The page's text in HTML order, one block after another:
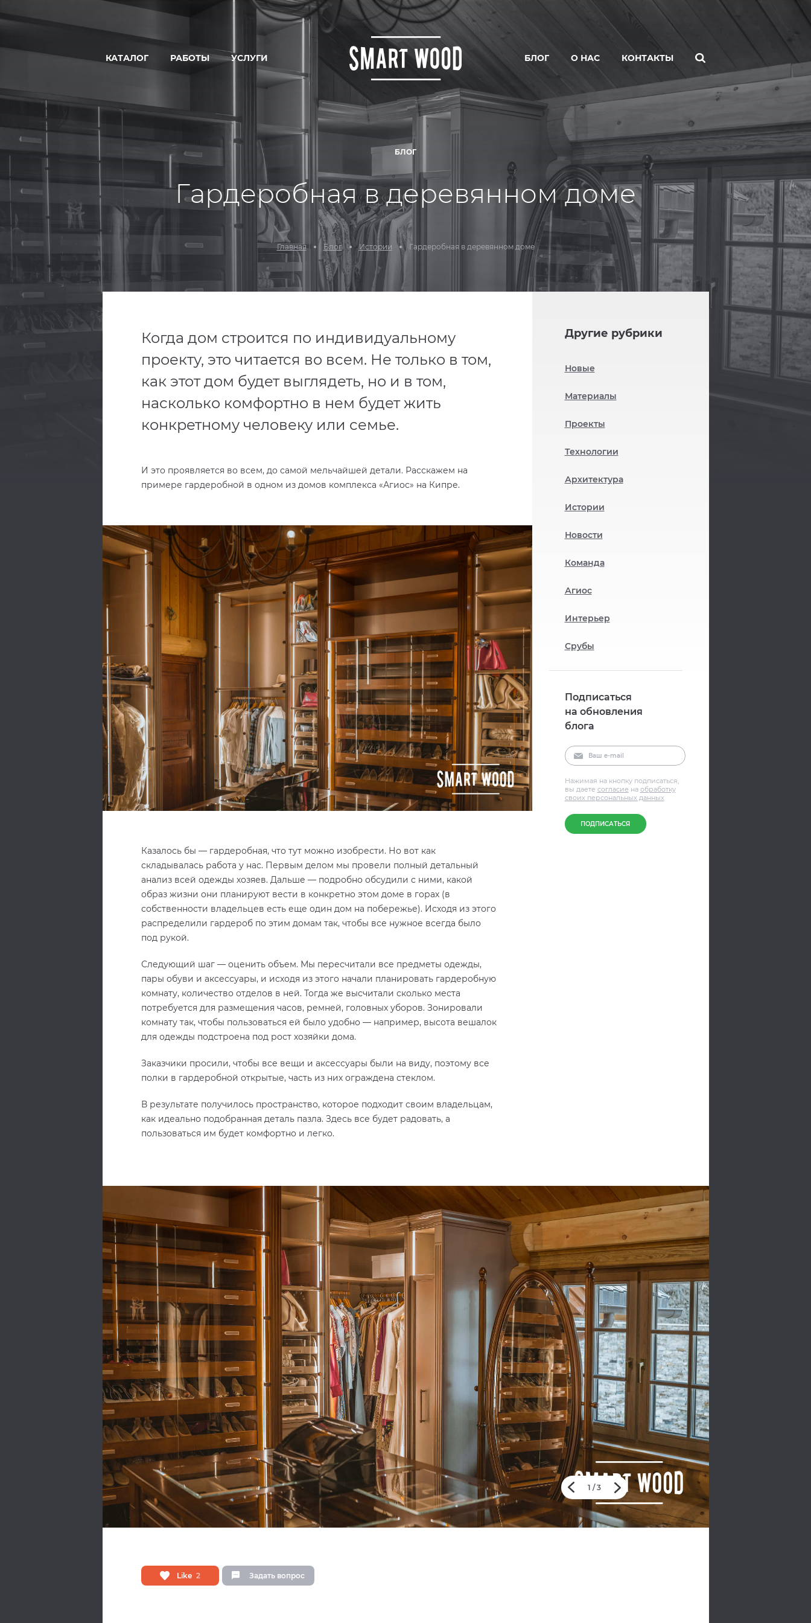
КАТАЛОГ
ГОСТЕВОЙ ДОМ-БАНЯ
ГОСТИНИЦА
КОММЕРЧЕСКАЯ БАНЯ
РАБОТЫ УСЛУГИ
ПРОИЗВОДСТВО
СТРОИТЕЛЬСТВО
УСЛУГИ И ЦЕНЫ
БЛОГ О НАС КОНТАКТЫ
БЛОГ
Гардеробная в деревянном доме
Главная Блог Истории Гардеробная в деревянном доме
Другие рубрики
Новые
Материалы
Проекты
Технологии
Архитектура
Истории
Новости
Команда
Агиос
Интерьер
Срубы
Подписаться
на обновления
блога
Нажимая на кнопку подписаться,
вы даете согласие на обработку
своих персональных данных
Когда дом строится по индивидуальному
проекту, это читается во всем. Не только в том,
как этот дом будет выглядеть, но и в том,
насколько комфортно в нем будет жить
конкретному человеку или семье.
И это проявляется во всем, до самой мельчайшей детали. Расскажем на
примере гардеробной в одном из домов комплекса «Агиос» на Кипре.
Казалось бы — гардеробная, что тут можно изобрести. Но вот как
складывалась работа у нас. Первым делом мы провели полный детальный
анализ всей одежды хозяев. Дальше — подробно обсудили с ними, какой
образ жизни они планируют вести в конкретно этом доме в горах (в
собственности владельцев есть еще один дом на побережье). Исходя из этого
распределили гардероб по этим домам так, чтобы все нужное всегда было
под рукой.
Следующий шаг — оценить объем. Мы пересчитали все предметы одежды,
пары обуви и аксессуары, и исходя из этого начали планировать гардеробную
комнату, количество отделов в ней. Тогда же высчитали сколько места
потребуется для размещения часов, ремней, головных уборов. Зонировали
комнату так, чтобы пользоваться ей было удобно — например, высота вешалок
для одежды подстроена под рост хозяйки дома.
Заказчики просили, чтобы все вещи и аксессуары были на виду, поэтому все
полки в гардеробной открытые, часть из них ограждена стеклом.
В результате получилось пространство, которое подходит своим владельцам,
как идеально подобранная деталь пазла. Здесь все будет радовать, а
пользоваться им будет комфортно и легко.
1 /3
2 Задать вопрос